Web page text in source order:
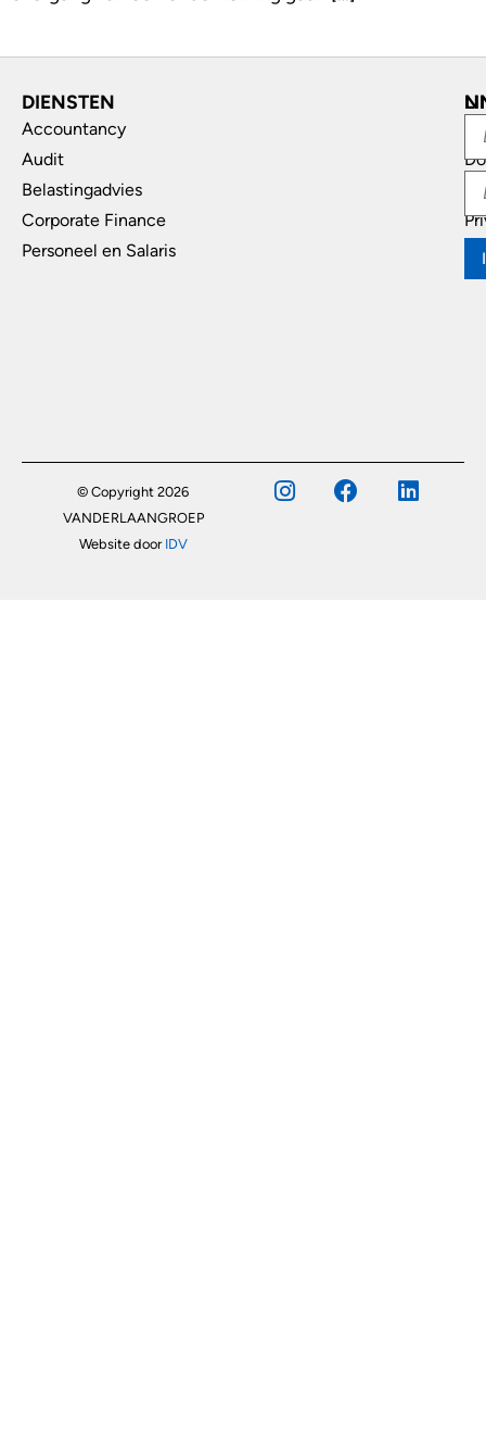
DIENSTEN
Accountancy
Audit
Belastingadvies
Corporate Finance
Personeel en Salaris
© Copyright 2026
VANDERLAANGROEP
Website door IDV